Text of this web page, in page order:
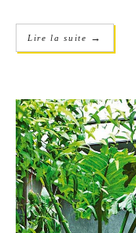
Lire la suite →